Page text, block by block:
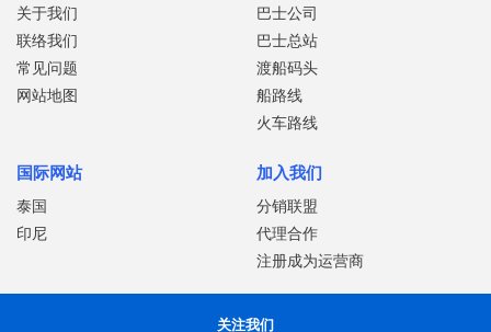
关于我们
联络我们
常见问题
网站地图
巴士公司
巴士总站
渡船码头
船路线
火车路线
国际网站
泰国
印尼
加入我们
分销联盟
代理合作
注册成为运营商
关注我们